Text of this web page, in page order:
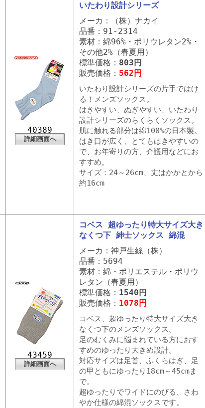
40389
詳細画面へ
いたわり設計シリーズ
メーカ：（株）ナカイ
品番：91-2314
素材：綿96%・ポリウレタン2%・
その他2%（春夏用）
標準価格： 803円
販売価格： 562円
いたわり設計シリーズの片手ではけ
る！メンズソックス。
はきやすい、ぬぎやすい、いたわり
設計シリーズのらくらくソックス。
肌に触れる部分は綿100%の日本製。
はき口が広く、とてもはきやすいの
で、お年寄りの方、介護用などにお
すすめ。
サイズ：24～26cm、丈はかかとから
約16cm
43459
詳細画面へ
コベス 超ゆったり特大サイズ大き
なくつ下 紳士ソックス 綿混
メーカ：神戸生絲（株）
品番：5694
素材：綿・ポリエステル・ポリウ
レタン（春夏用）
標準価格： 1540円
販売価格： 1078円
コベス、超ゆったり特大サイズ大き
なくつ下のメンズソックス。
足のむくみに悩まれている方におす
すめのゆったり大きめ設計。
対応サイズは足首、ふくらはぎ、足
の甲ともにゆったり18cm～45cmま
で。
超ゆったりでワイドにのびる、さわ
やか仕様の綿混ソックスです。